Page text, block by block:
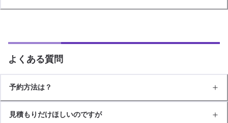
よくある質問
予約方法は？
見積もりだけほしいのですが